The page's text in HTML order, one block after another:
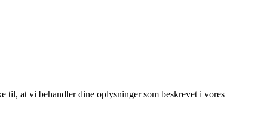
at vi behandler dine oplysninger som beskrevet i vores